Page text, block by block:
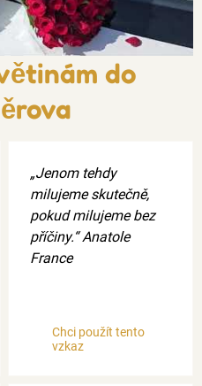
do
„Jenom tehdy
milujeme skutečně,
pokud milujeme bez
příčiny.“ Anatole
France
Chci použít tento
vzkaz